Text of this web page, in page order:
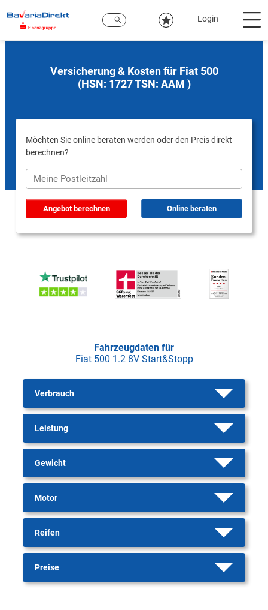
Hauptinhalt
Login
Versicherung & Kosten für Fiat 500
(HSN: 1727 TSN: AAM )
Möchten Sie online beraten werden oder den Preis direkt
berechnen?
Angebot berechnen Online beraten
Fahrzeugdaten für
Fiat 500 1.2 8V Start&Stopp
Verbrauch
Leistung
Gewicht
Motor
Reifen
Preise